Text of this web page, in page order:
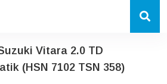
Vitara 2.0 TD
(HSN 7102 TSN 358)